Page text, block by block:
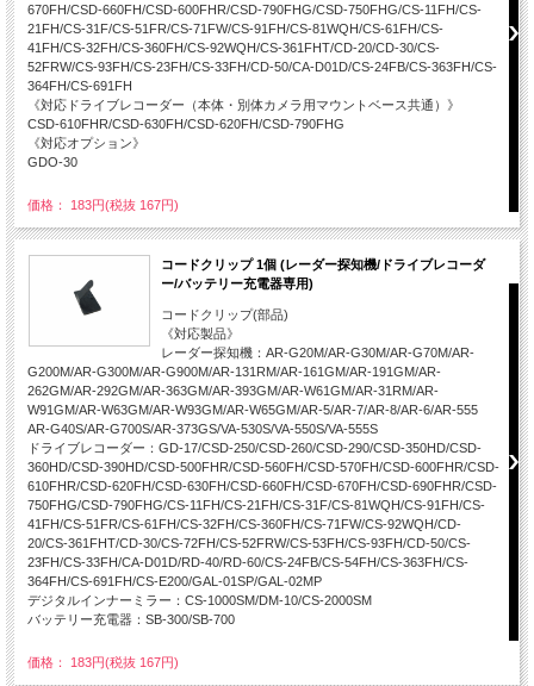
670FH/CSD-660FH/CSD-600FHR/CSD-790FHG/CSD-750FHG/CS-11FH/CS-
21FH/CS-31F/CS-51FR/CS-71FW/CS-91FH/CS-81WQH/CS-61FH/CS-
41FH/CS-32FH/CS-360FH/CS-92WQH/CS-361FHT/CD-20/CD-30/CS-
52FRW/CS-93FH/CS-23FH/CS-33FH/CD-50/CA-D01D/CS-24FB/CS-363FH/CS-
364FH/CS-691FH
《対応ドライブレコーダー（本体・別体カメラ用マウントベース共通）》
CSD-610FHR/CSD-630FH/CSD-620FH/CSD-790FHG
《対応オプション》
GDO-30
価格： 183円(税抜 167円)
コードクリップ 1個 (レーダー探知機/ドライブレコーダ
ー/バッテリー充電器専用)
コードクリップ(部品)
《対応製品》
レーダー探知機：AR-G20M/AR-G30M/AR-G70M/AR-
G200M/AR-G300M/AR-G900M/AR-131RM/AR-161GM/AR-191GM/AR-
262GM/AR-292GM/AR-363GM/AR-393GM/AR-W61GM/AR-31RM/AR-
W91GM/AR-W63GM/AR-W93GM/AR-W65GM/AR-5/AR-7/AR-8/AR-6/AR-555
AR-G40S/AR-G700S/AR-373GS/VA-530S/VA-550S/VA-555S
ドライブレコーダー：GD-17/CSD-250/CSD-260/CSD-290/CSD-350HD/CSD-
360HD/CSD-390HD/CSD-500FHR/CSD-560FH/CSD-570FH/CSD-600FHR/CSD-
610FHR/CSD-620FH/CSD-630FH/CSD-660FH/CSD-670FH/CSD-690FHR/CSD-
750FHG/CSD-790FHG/CS-11FH/CS-21FH/CS-31F/CS-81WQH/CS-91FH/CS-
41FH/CS-51FR/CS-61FH/CS-32FH/CS-360FH/CS-71FW/CS-92WQH/CD-
20/CS-361FHT/CD-30/CS-72FH/CS-52FRW/CS-53FH/CS-93FH/CD-50/CS-
23FH/CS-33FH/CA-D01D/RD-40/RD-60/CS-24FB/CS-54FH/CS-363FH/CS-
364FH/CS-691FH/CS-E200/GAL-01SP/GAL-02MP
デジタルインナーミラー：CS-1000SM/DM-10/CS-2000SM
バッテリー充電器：SB-300/SB-700
価格： 183円(税抜 167円)